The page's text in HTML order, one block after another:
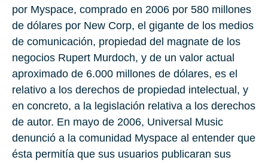
por Myspace, comprado en 2006 por 580 millones
de dólares por New Corp, el gigante de los medios
de comunicación, propiedad del magnate de los
negocios Rupert Murdoch, y de un valor actual
aproximado de 6.000 millones de dólares, es el
relativo a los derechos de propiedad intelectual, y
en concreto, a la legislación relativa a los derechos
de autor. En mayo de 2006, Universal Music
denunció a la comunidad Myspace al entender que
ésta permitía que sus usuarios publicaran sus